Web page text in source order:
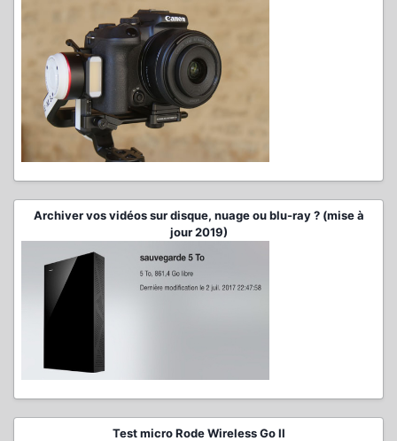
Archiver vos vidéos sur disque, nuage ou blu-ray ? (mise à
jour 2019)
Test micro Rode Wireless Go II